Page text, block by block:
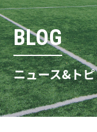
BLOG
ニュース&ト